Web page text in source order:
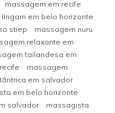
massagem em recife
em belo horizonte
stiep
massagem nuru
relaxante em
tailandesa em
massagem
em salvador
em belo horizonte
salvador
massagista